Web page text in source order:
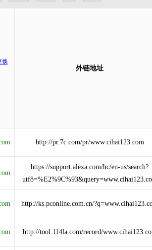
换
外链地址
http://pr.7c.com/pr/www.cihai123.com
https://support.alexa.com/hc/en-us/search?
http://ks.pconline.com.cn/
http://tool.114la.com/record/